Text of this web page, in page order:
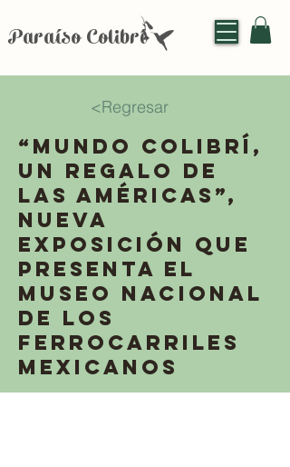
Paraíso Colibrí
<Regresar
“Mundo colibrí,
un regalo de
las Américas”,
nueva
exposición que
presenta el
Museo Nacional
de los
Ferrocarriles
Mexicanos